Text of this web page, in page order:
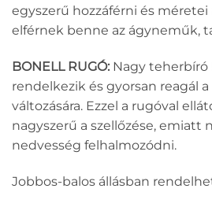
egyszerű hozzáférni és
elférnek benne az ágyneműk,
BONELL RUGÓ: Nagy teherbíró
rendelkezik és gyorsan reagál
változására. Ezzel a rugóval
nagyszerű a szellőzése, emiatt
nedvesség felhalmozódni.
Jobbos-balos állásban